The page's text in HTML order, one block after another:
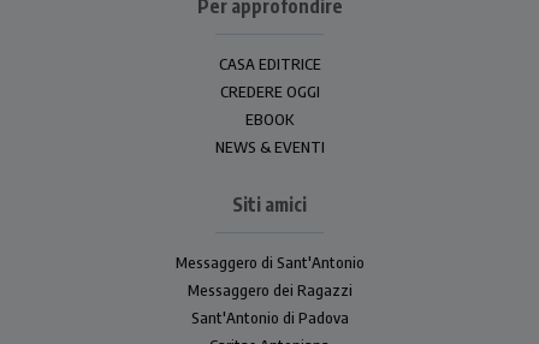
Per approfondire
CASA EDITRICE
CREDERE OGGI
EBOOK
NEWS & EVENTI
Siti amici
Messaggero di Sant'Antonio
Messaggero dei Ragazzi
Sant'Antonio di Padova